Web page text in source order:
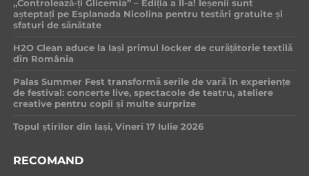
„Controlează-ți Glicemia” – Ediția a II-a! Ieșenii sunt
așteptați pe Esplanada Nicolina pentru testări gratuite și
sfaturi de sănătate
H2O Clean aduce la Iași primul locker de curățătorie textilă
din România
Palas Summer Fest transformă serile de vară în experiențe
de festival: concerte live, spectacole de teatru, ateliere
creative pentru copii și multe surprize
Topul știrilor din Iași, Vineri 17 Iulie 2026
RECOMAND